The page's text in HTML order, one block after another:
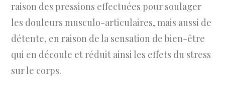
raison des pressions effectuées pour soulager
les douleurs musculo-articulaires, mais aussi de
détente, en raison de la sensation de bien-être
qui en découle et réduit ainsi les effets du stress
sur le corps.